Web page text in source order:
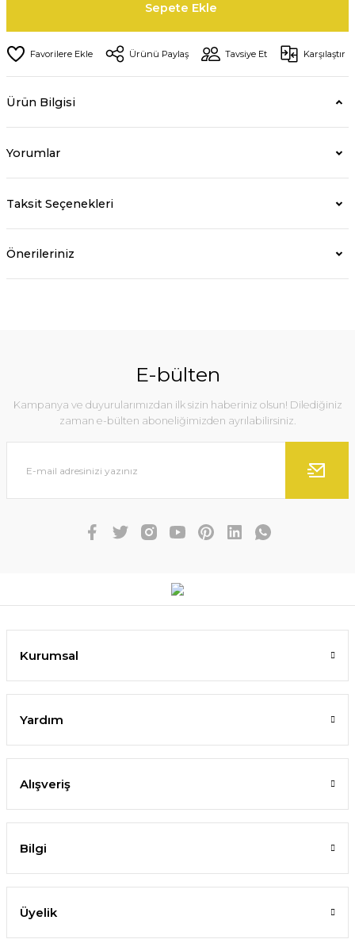
Sepete Ekle
Ürünü Paylaş Tavsiye Et Karşılaştır
Ürün Bilgisi
Yorumlar
Taksit Seçenekleri
Önerileriniz
E-bülten
Kampanya ve duyurularımızdan ilk sizin haberiniz olsun! Dilediğiniz
zaman e-bülten aboneliğimizden ayrılabilirsiniz.
Kurumsal
Yardım
Alışveriş
Bilgi
Üyelik